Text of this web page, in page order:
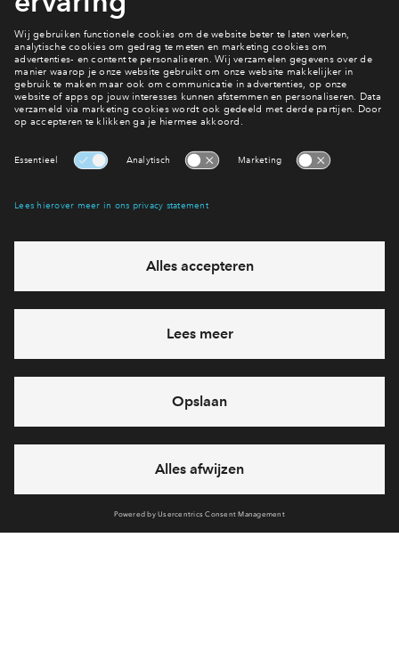
Waar wil jij wonen?
De Wijken
Interesse? Meld je dan snel aan
eventuele projecten
Ja, ik wil mij aanmelden
6 dagen per week beschikbaar (behalve tijdens
feestdagen)
via chat en telefoon
Cookies